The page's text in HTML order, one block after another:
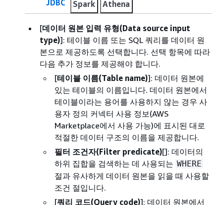
JDBC Spark Athena
[데이터 원본 입력 유형(Data source input
type)]: 테이블 이름 또는 SQL 쿼리를 데이터 원
본으로 제공하도록 선택합니다. 선택 항목에 따라
다음 추가 정보를 제공해야 합니다.
[테이블 이름(Table name)]: 데이터 원본에
있는 테이블의 이름입니다. 데이터 원본에서
테이블이라는 용어를 사용하지 않는 경우 사
용자 정의 커넥터 사용 정보(AWS
Marketplace에서 사용 가능)에 표시된 대로
적절한 데이터 구조의 이름을 제공합니다.
필터 조건자(Filter predicate)[]: 데이터의
하위 집합을 검색하는 데 사용되는 WHERE
절과 유사하게 데이터 원본을 읽을 때 사용할
조건 절입니다.
[쿼리 코드(Query code)]: 데이터 원본에서